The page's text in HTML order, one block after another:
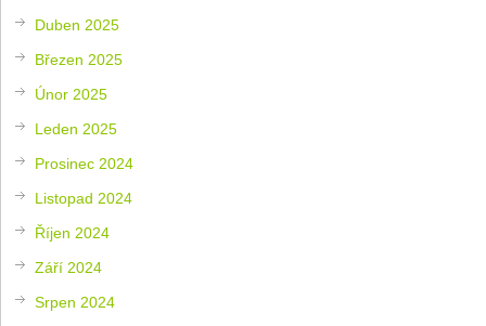
Duben 2025
Březen 2025
Únor 2025
Leden 2025
Prosinec 2024
Listopad 2024
Říjen 2024
Září 2024
Srpen 2024